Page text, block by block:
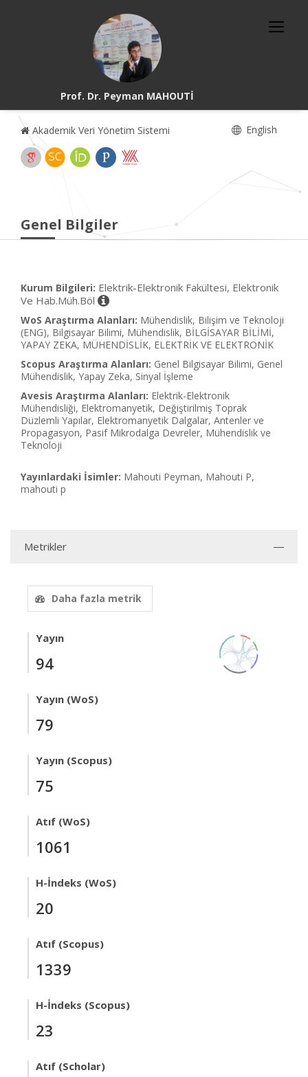
Prof. Dr. Peyman MAHOUTİ
Akademik Veri Yönetim Sistemi English
Genel Bilgiler
Kurum Bilgileri: Elektrik-Elektronik Fakültesi, Elektronik
Ve Hab.Müh.Böl
WoS Araştırma Alanları: Mühendislik, Bilişim ve Teknoloji
(ENG), Bilgisayar Bilimi, Mühendislik, BİLGİSAYAR BİLİMİ,
YAPAY ZEKA, MÜHENDİSLİK, ELEKTRİK VE ELEKTRONİK
Scopus Araştırma Alanları: Genel Bilgisayar Bilimi, Genel
Mühendislik, Yapay Zeka, Sinyal İşleme
Avesis Araştırma Alanları: Elektrik-Elektronik
Mühendisliği, Elektromanyetik, Değiştirilmiş Toprak
Düzlemli Yapılar, Elektromanyetik Dalgalar, Antenler ve
Propagasyon, Pasif Mikrodalga Devreler, Mühendislik ve
Teknoloji
Yayınlardaki İsimler: Mahouti Peyman, Mahouti P,
mahouti p
Metrikler
Daha fazla metrik
Yayın
94
Yayın (WoS)
79
Yayın (Scopus)
75
Atıf (WoS)
1061
H-İndeks (WoS)
20
Atıf (Scopus)
1339
H-İndeks (Scopus)
23
Atıf (Scholar)